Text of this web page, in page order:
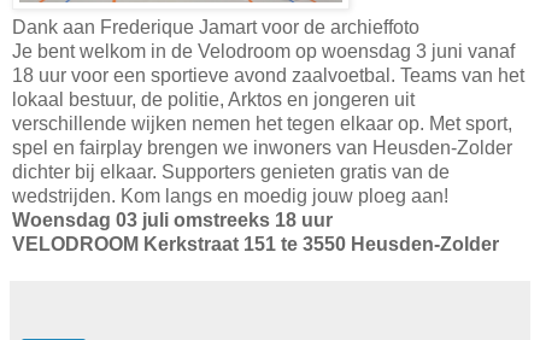
Dank aan Frederique Jamart voor de archieffoto
Je bent welkom in de Velodroom op woensdag 3 juni vanaf
18 uur voor een sportieve avond zaalvoetbal. Teams van het
lokaal bestuur, de politie, Arktos en jongeren uit
verschillende wijken nemen het tegen elkaar op. Met sport,
spel en fairplay brengen we inwoners van Heusden-Zolder
dichter bij elkaar. Supporters genieten gratis van de
wedstrijden. Kom langs en moedig jouw ploeg aan!
Woensdag 03 juli omstreeks 18 uur
VELODROOM Kerkstraat 151 te 3550 Heusden-Zolder